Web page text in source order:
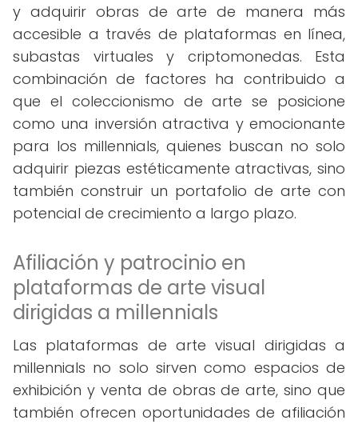
y adquirir obras de arte de manera más
accesible a través de plataformas en línea,
subastas virtuales y criptomonedas. Esta
combinación de factores ha contribuido a
que el coleccionismo de arte se posicione
como una inversión atractiva y emocionante
para los millennials, quienes buscan no solo
adquirir piezas estéticamente atractivas, sino
también construir un portafolio de arte con
potencial de crecimiento a largo plazo.
Afiliación y patrocinio en
plataformas de arte visual
dirigidas a millennials
Las plataformas de arte visual dirigidas a
millennials no solo sirven como espacios de
exhibición y venta de obras de arte, sino que
también ofrecen oportunidades de afiliación